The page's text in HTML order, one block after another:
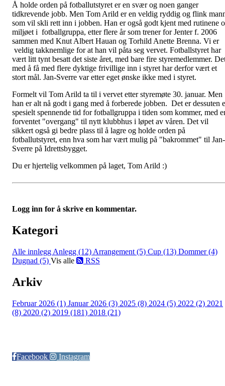
Å holde orden på fotballutstyret er en svær og noen ganger
tidkrevende jobb. Men Tom Arild er en veldig ryddig og flink
som vil skli rett inn i jobben. Han er også godt kjent med rutinene
miljøet i fotballgruppa, etter flere år som trener for Jenter f. 2006
sammen med Knut Albert Hauan og Torhild Anette Brenna. Vi er
veldig takknemlige for at han vil påta seg vervet. Fotballstyret har
vært litt tynt besatt det siste året, med bare fire styremedlemmer.
med å få med flere dyktige frivillige inn i styret har derfor vært et
stort mål. Jan-Sverre var etter eget ønske ikke med i styret.
Formelt vil Tom Arild ta til i vervet etter styremøte 30. januar. Men
han er alt nå godt i gang med å forberede jobben. Det er dessuten
spesielt spennende tid for fotballgruppa i tiden som kommer, med
forventet "overgang" til nytt klubbhus i løpet av våren. Det vil
sikkert også gi bedre plass til å lagre og holde orden på
fotballutstyret, enn hva som har vært mulig på "bakrommet" til Jan-
Sverre på Idrettsbygget.
Du er hjertelig velkommen på laget, Tom Arild :)
Logg inn for å skrive en kommentar.
Kategori
Alle innlegg Anlegg (12) Arrangement (5) Cup (13) Dommer (4)
Dugnad (5) Vis alle RSS
Arkiv
Februar 2026 (1) Januar 2026 (3) 2025 (8) 2024 (5) 2022 (2) 2021
(8) 2020 (2) 2019 (181) 2018 (21)
Facebook
Instagram